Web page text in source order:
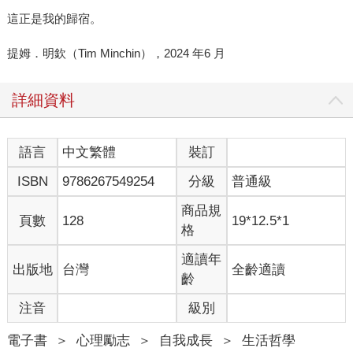
這正是我的歸宿。
提姆．明欽（Tim Minchin），2024 年6 月
詳細資料
語言 中文繁體
裝訂
ISBN
9786267549254 分級 普通級
頁數 128
商品規
格
19*12.5*1
出版地 台灣
適讀年
齡
全齡適讀
注音 級別
電子書 ＞ 心理勵志 ＞ 自我成長 ＞ 生活哲學